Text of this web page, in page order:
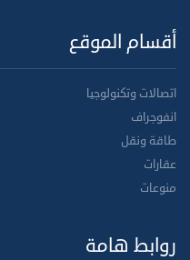
أقسام الموقع
اتصالات وتكنولوجيا
انفوجراف
طاقة ونقل
عقارات
منوعات
روابط هامة